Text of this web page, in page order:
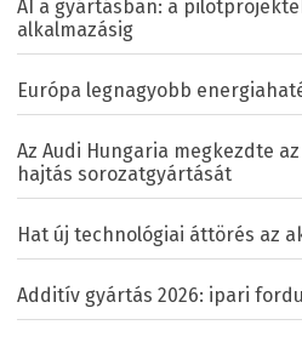
AI a gyártásban: a
alkalmazásig
Európa legnagyobb
Az Audi Hungaria megkezdte
hajtás sorozatgyártását
Hat új technológiai áttörés az
Additív gyártás 2026: ipari